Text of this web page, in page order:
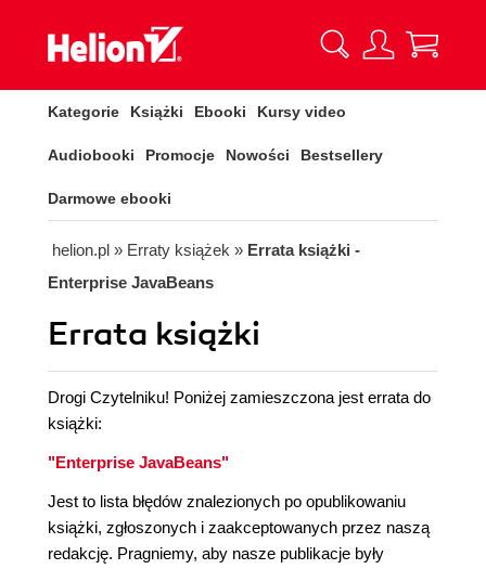
Kategorie Książki Ebooki Kursy video
Audiobooki Promocje Nowości Bestsellery
Darmowe ebooki
helion.pl » Erraty książek » Errata książki -
Enterprise JavaBeans
Errata książki
Drogi Czytelniku! Poniżej zamieszczona jest errata do
książki:
"Enterprise JavaBeans"
Jest to lista błędów znalezionych po opublikowaniu
książki, zgłoszonych i zaakceptowanych przez naszą
redakcję. Pragniemy, aby nasze publikacje były